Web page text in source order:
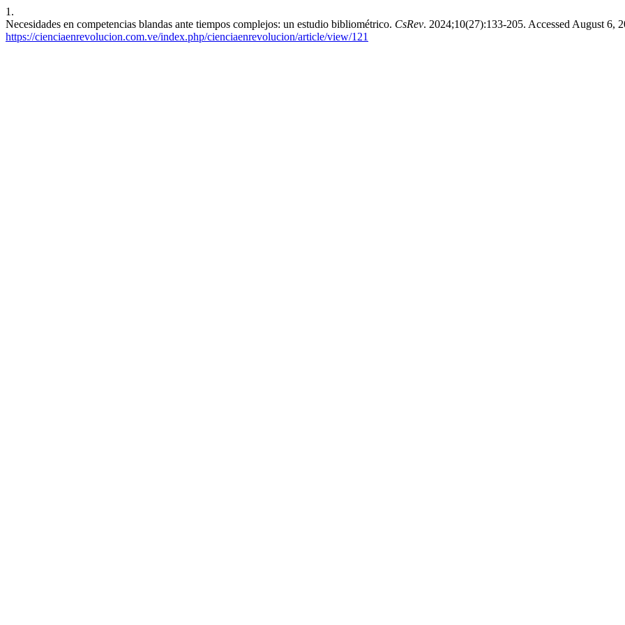
1.
Necesidades en competencias blandas ante tiempos complejos: un estudio bibliométrico. CsRev. 2024;10(27):133-205. Accessed August 6,
https://cienciaenrevolucion.com.ve/index.php/cienciaenrevolucion/article/view/121